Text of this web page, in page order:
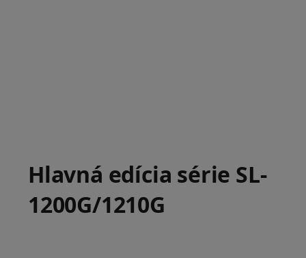
Hlavná edícia série SL-
1200G/1210G